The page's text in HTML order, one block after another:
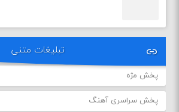
تبلیغات متنی
پخش مژه
پخش سراسری آهنگ